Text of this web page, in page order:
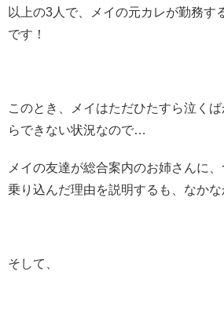
以上の3人で、メイの元カレが勤務す
です！
このとき、メイはただひたすら泣く
らできない状況なので…
メイの友達が総合案内のお姉さんに、
乗り込んだ理由を説明するも、なか
そして、